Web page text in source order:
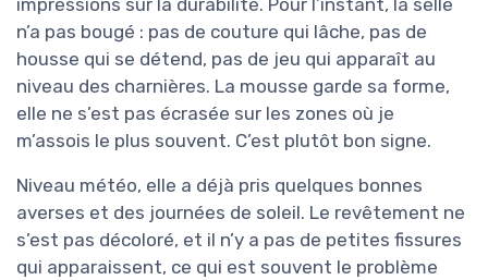
impressions sur la durabilité. Pour l’instant, la selle
n’a pas bougé : pas de couture qui lâche, pas de
housse qui se détend, pas de jeu qui apparaît au
niveau des charnières. La mousse garde sa forme,
elle ne s’est pas écrasée sur les zones où je
m’assois le plus souvent. C’est plutôt bon signe.
Niveau météo, elle a déjà pris quelques bonnes
averses et des journées de soleil. Le revêtement ne
s’est pas décoloré, et il n’y a pas de petites fissures
qui apparaissent, ce qui est souvent le problème